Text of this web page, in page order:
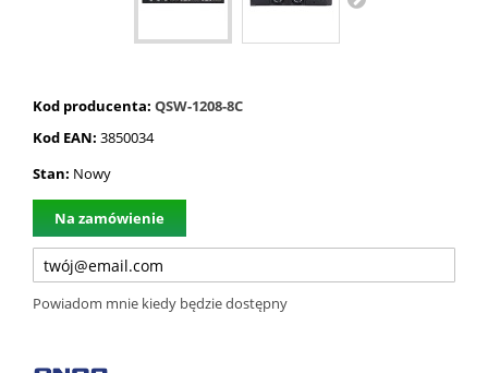
Kod producenta: QSW-1208-8C
Kod EAN: 3850034
Stan: Nowy
Na zamówienie
Powiadom mnie kiedy będzie dostępny